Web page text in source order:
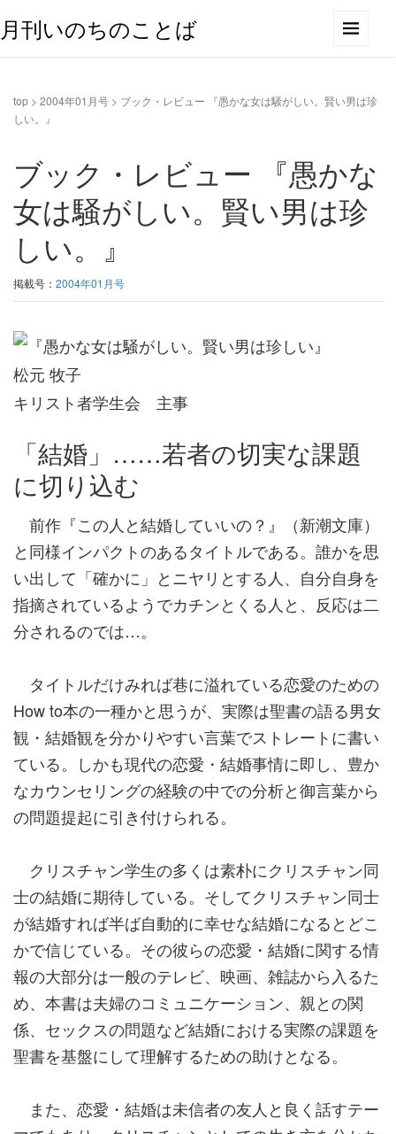
月刊いのちのことば
top > 2004年01月号 > ブック・レビュー 『愚かな女は騒がしい。賢い男は珍
しい。』
ブック・レビュー 『愚かな
女は騒がしい。賢い男は珍
しい。』
掲載号： 2004年01月号
松元 牧子
キリスト者学生会 主事
「結婚」……若者の切実な課題
に切り込む
前作『この人と結婚していいの？』（新潮文庫）
と同様インパクトのあるタイトルである。誰かを思
い出して「確かに」とニヤリとする人、自分自身を
指摘されているようでカチンとくる人と、反応は二
分されるのでは…。
タイトルだけみれば巷に溢れている恋愛のための
How to本の一種かと思うが、実際は聖書の語る男女
観・結婚観を分かりやすい言葉でストレートに書い
ている。しかも現代の恋愛・結婚事情に即し、豊か
なカウンセリングの経験の中での分析と御言葉から
の問題提起に引き付けられる。
クリスチャン学生の多くは素朴にクリスチャン同
士の結婚に期待している。そしてクリスチャン同士
が結婚すれば半ば自動的に幸せな結婚になるとどこ
かで信じている。その彼らの恋愛・結婚に関する情
報の大部分は一般のテレビ、映画、雑誌から入るた
め、本書は夫婦のコミュニケーション、親との関
係、セックスの問題など結婚における実際の課題を
聖書を基盤にして理解するための助けとなる。
また、恋愛・結婚は未信者の友人と良く話すテー